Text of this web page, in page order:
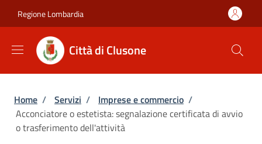
Regione Lombardia
Città di Clusone
Briciole di pane
Home / Servizi / Imprese e commercio /
Acconciatore o estetista: segnalazione certificata di avvio
o trasferimento dell'attività